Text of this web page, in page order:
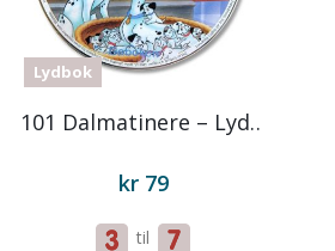
Lydbok
101 Dalmatinere – Lydbok på CD
kr79
til